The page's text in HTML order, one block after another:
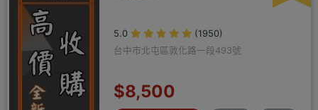
5.0
(1950)
台中市北屯區敦化路一段493號
$8,500